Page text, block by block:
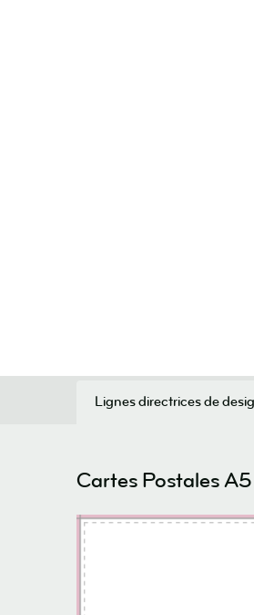
Lignes directrices de
Cartes Postales